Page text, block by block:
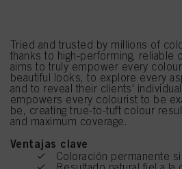
Tried and trusted by millions of
thanks to high-performing, reliable
aims to truly empower every
beautiful looks, to explore every
and to reveal their clients'
empowers every colourist to be
be, creating true-to-tuft colour
and maximum coverage.
Ventajas clave
Coloración permanente